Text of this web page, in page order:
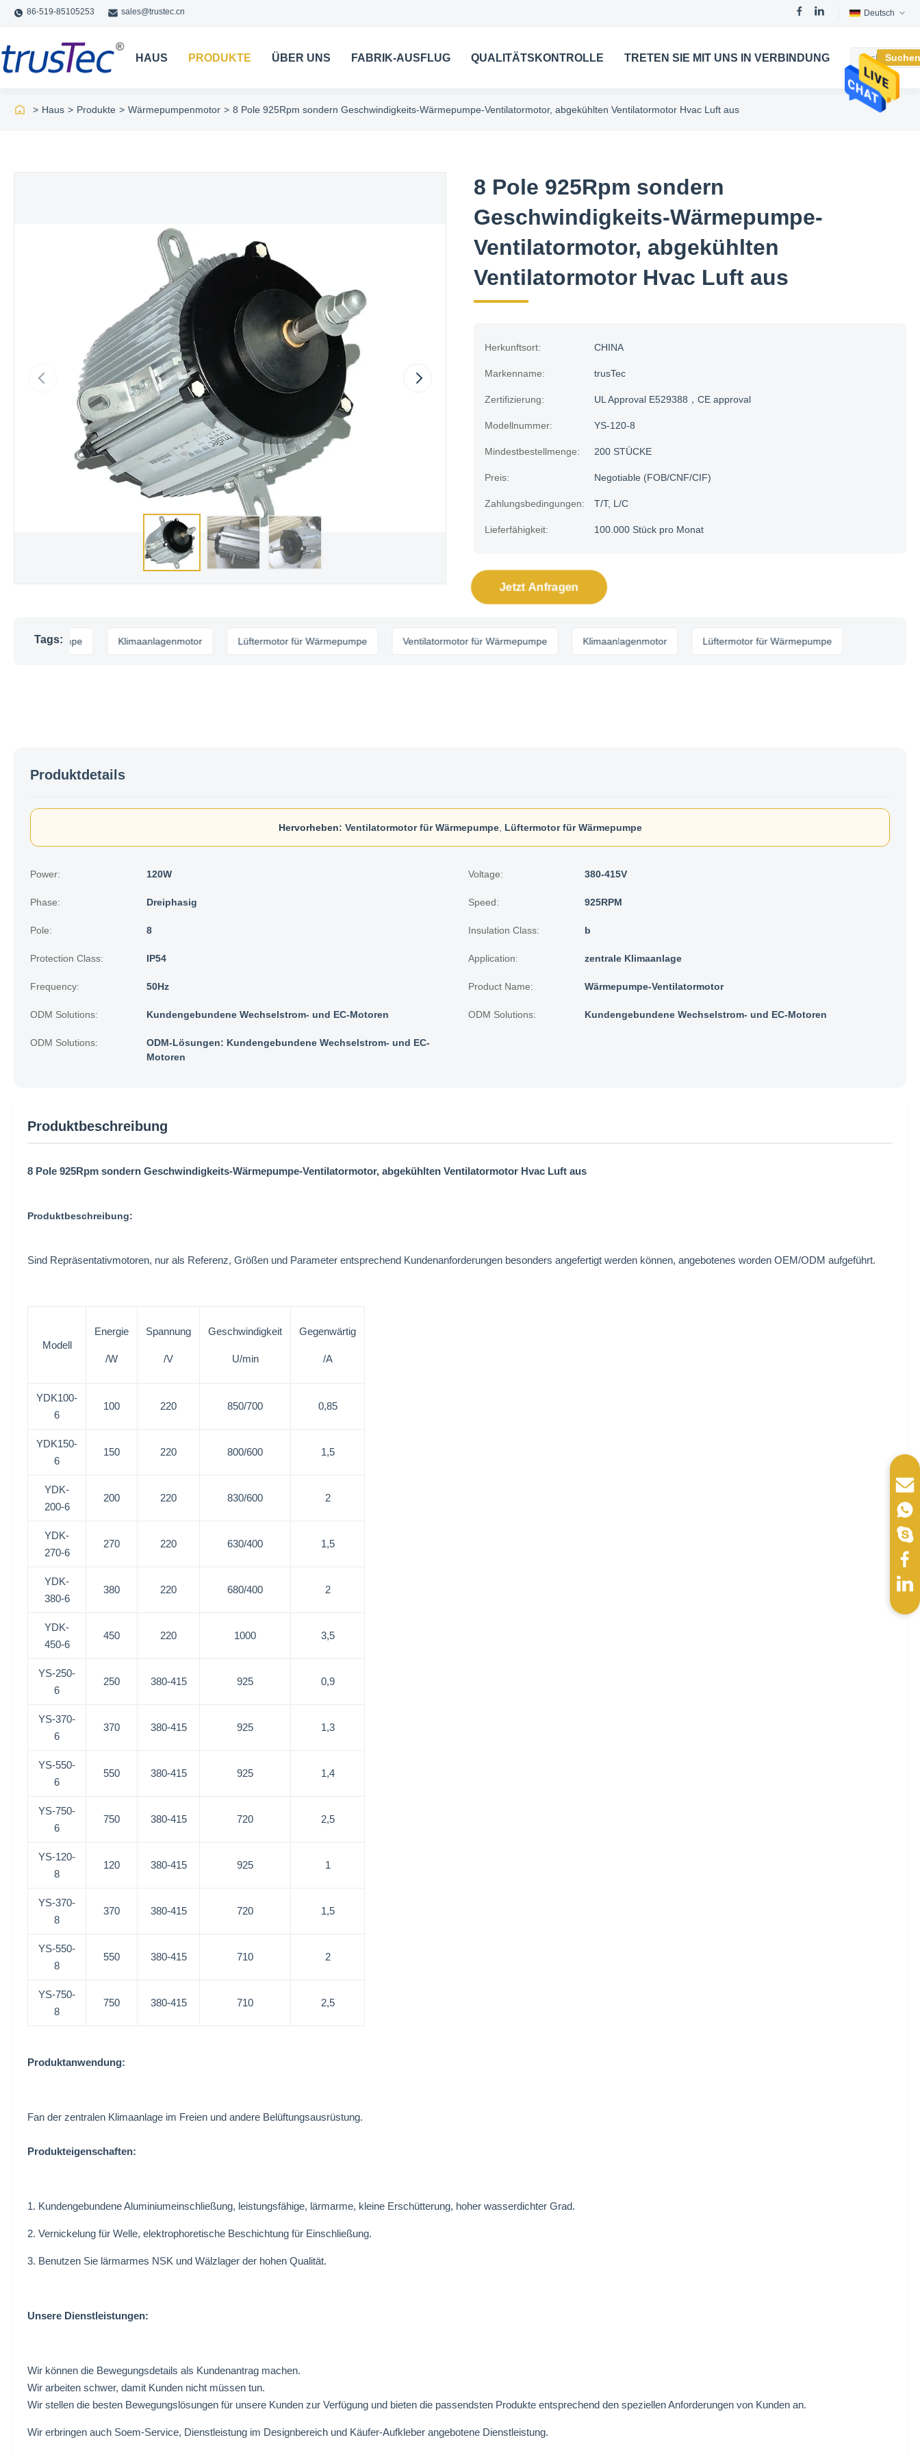
86-519-85105253 sales@trustec.cn Deutsch
HAUS PRODUKTE ÜBER UNS FABRIK-AUSFLUG QUALITÄTSKONTROLLE TRETEN SIE MIT UNS IN VERBINDUNG
> Haus > Produkte > Wärmepumpenmotor > 8 Pole 925Rpm sondern Geschwindigkeits-Wärmepumpe-Ventilatormotor, abgekühlten Ventilatormotor Hvac Luft aus
8 Pole 925Rpm sondern
Geschwindigkeits-Wärmepumpe-
Ventilatormotor, abgekühlten
Ventilatormotor Hvac Luft aus
Herkunftsort: CHINA
Markenname: trusTec
Zertifizierung: UL Approval E529388，CE approval
Modellnummer: YS-120-8
Mindestbestellmenge: 200 STÜCKE
Preis: Negotiable (FOB/CNF/CIF)
Zahlungsbedingungen: T/T, L/C
Lieferfähigkeit: 100.000 Stück pro Monat
Jetzt Anfragen
Tags: Klimaanlagenmotor Lüftermotor für Wärmepumpe Ventilatormotor für Wärmepumpe Klimaanlagenmotor Lüftermotor für Wärmepumpe
Produktdetails
Hervorheben: Ventilatormotor für Wärmepumpe, Lüftermotor für Wärmepumpe
Power: 120W Voltage: 380-415V
Phase: Dreiphasig Speed: 925RPM
Pole: 8 Insulation Class: b
Protection Class: IP54 Application: zentrale Klimaanlage
Frequency: 50Hz Product Name: Wärmepumpe-Ventilatormotor
ODM Solutions: Kundengebundene Wechselstrom- und EC-Motoren ODM Solutions: Kundengebundene Wechselstrom- und EC-Motoren
ODM Solutions:
ODM-Lösungen: Kundengebundene Wechselstrom- und EC-
Motoren
Produktbeschreibung
8 Pole 925Rpm sondern Geschwindigkeits-Wärmepumpe-Ventilatormotor, abgekühlten Ventilatormotor Hvac Luft aus
Produktbeschreibung:
Sind Repräsentativmotoren, nur als Referenz, Größen und Parameter entsprechend Kundenanforderungen besonders angefertigt werden können, angebotenes worden OEM/ODM aufgeführt.
Modell
Energie
/W
Spannung
/V
Geschwindigkeit
U/min
Gegenwärtig
/A
YDK100-
6
100 220 850/700 0,85
YDK150-
6
150 220 800/600 1,5
YDK-
200-6
200 220 830/600 2
YDK-
270-6
270 220 630/400 1,5
YDK-
380-6
380 220 680/400 2
YDK-
450-6
450 220 1000 3,5
YS-250-
6
250 380-415 925 0,9
YS-370-
6
370 380-415 925 1,3
YS-550-
6
550 380-415 925 1,4
YS-750-
6
750 380-415 720 2,5
YS-120-
8
120 380-415 925 1
YS-370-
8
370 380-415 720 1,5
YS-550-
8
550 380-415 710 2
YS-750-
8
750 380-415 710 2,5
Produktanwendung:
Fan der zentralen Klimaanlage im Freien und andere Belüftungsausrüstung.
Produkteigenschaften:
1. Kundengebundene Aluminiumeinschließung, leistungsfähige, lärmarme, kleine Erschütterung, hoher wasserdichter Grad.
2. Vernickelung für Welle, elektrophoretische Beschichtung für Einschließung.
3. Benutzen Sie lärmarmes NSK und Wälzlager der hohen Qualität.
Unsere Dienstleistungen:
Wir können die Bewegungsdetails als Kundenantrag machen.
Wir arbeiten schwer, damit Kunden nicht müssen tun.
Wir stellen die besten Bewegungslösungen für unsere Kunden zur Verfügung und bieten die passendsten Produkte entsprechend den speziellen Anforderungen von Kunden an.
Wir erbringen auch Soem-Service, Dienstleistung im Designbereich und Käufer-Aufkleber angebotene Dienstleistung.